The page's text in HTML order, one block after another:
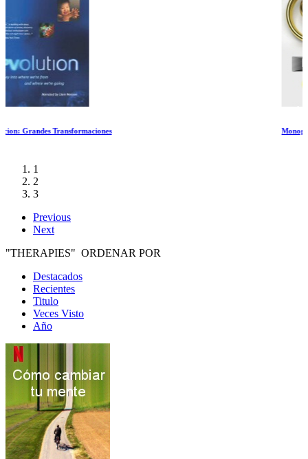
Monogamia
1
2
3
Previous
Next
"THERAPIES" ORDENAR POR
Destacados
Recientes
Titulo
Veces Visto
Año